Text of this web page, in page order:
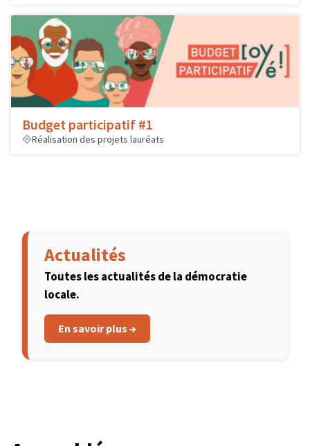
Budget participatif #1
Réalisation des projets lauréats
Actualités
Toutes les actualités de la démocratie
locale.
En savoir plus →